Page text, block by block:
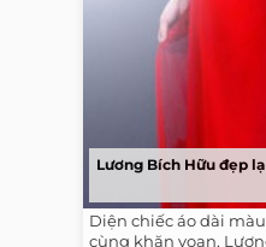
Lương Bích Hữu đẹp
Diện chiếc áo dài
cùng khăn voan,